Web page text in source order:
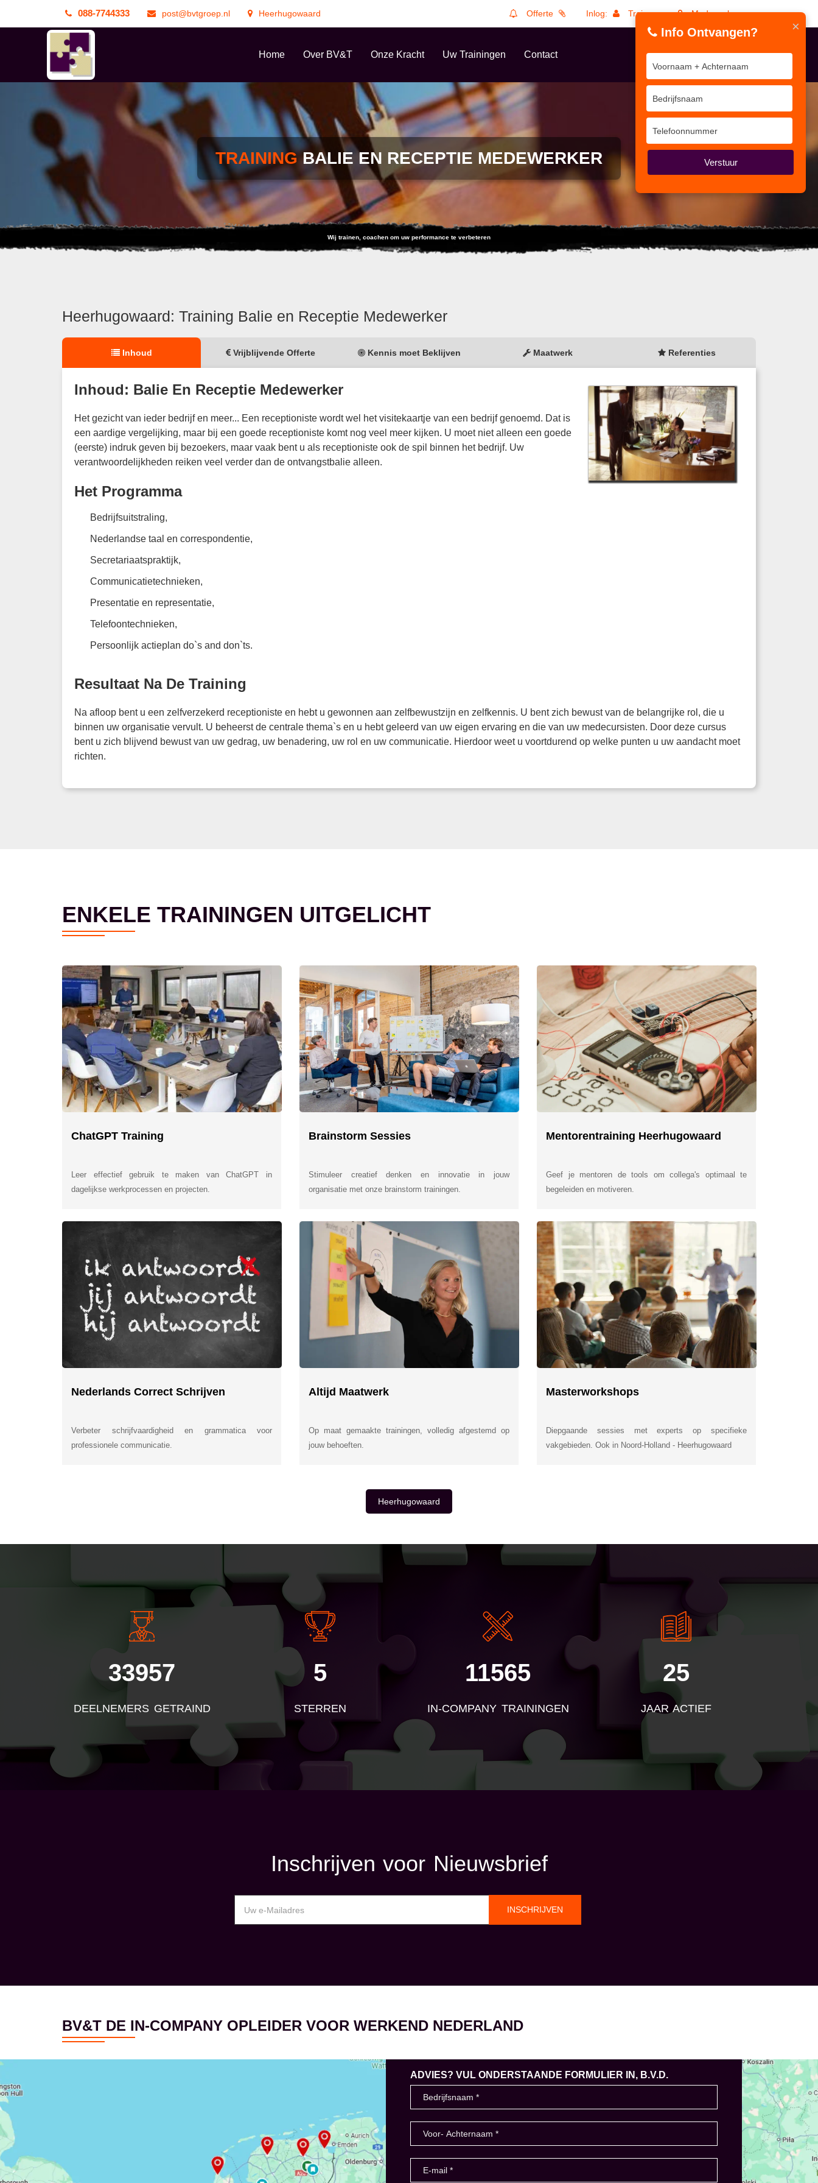
088-7744333 post@bvtgroep.nl Heerhugowaard Offerte Inlog: Trainers Medewerkers
Home Over BV&T Onze Kracht Uw Trainingen Contact
TRAININGBALIE EN RECEPTIE MEDEWERKER
Wij trainen, coachen om uw performance te verbeteren
Heerhugowaard: Training Balie en Receptie Medewerker
Inhoud Vrijblijvende Offerte Kennis moet Beklijven Maatwerk Referenties
Inhoud: Balie En Receptie Medewerker
Het gezicht van ieder bedrijf en meer... Een receptioniste wordt wel het visitekaartje van een bedrijf genoemd. Dat is
een aardige vergelijking, maar bij een goede receptioniste komt nog veel meer kijken. U moet niet alleen een goede
(eerste) indruk geven bij bezoekers, maar vaak bent u als receptioniste ook de spil binnen het bedrijf. Uw
verantwoordelijkheden reiken veel verder dan de ontvangstbalie alleen.
Het Programma
Bedrijfsuitstraling,
Nederlandse taal en correspondentie,
Secretariaatspraktijk,
Communicatietechnieken,
Presentatie en representatie,
Telefoontechnieken,
Persoonlijk actieplan do`s and don`ts.
Resultaat Na De Training
Na afloop bent u een zelfverzekerd receptioniste en hebt u gewonnen aan zelfbewustzijn en zelfkennis. U bent zich bewust van de belangrijke rol, die u
binnen uw organisatie vervult. U beheerst de centrale thema`s en u hebt geleerd van uw eigen ervaring en die van uw medecursisten. Door deze cursus
bent u zich blijvend bewust van uw gedrag, uw benadering, uw rol en uw communicatie. Hierdoor weet u voortdurend op welke punten u uw aandacht moet
richten.
ENKELE TRAININGEN UITGELICHT
ChatGPT Training
Leer effectief gebruik te maken van ChatGPT in
dagelijkse werkprocessen en projecten.
Brainstorm Sessies
Stimuleer creatief denken en innovatie in jouw
organisatie met onze brainstorm trainingen.
Mentorentraining Heerhugowaard
Geef je mentoren de tools om collega's optimaal te
begeleiden en motiveren.
Nederlands Correct Schrijven
Verbeter schrijfvaardigheid en grammatica voor
professionele communicatie.
Altijd Maatwerk
Op maat gemaakte trainingen, volledig afgestemd op
jouw behoeften.
Masterworkshops
Diepgaande sessies met experts op specifieke
vakgebieden. Ook in Noord-Holland - Heerhugowaard
Heerhugowaard
33957
DEELNEMERS GETRAIND
5
STERREN
11565
IN-COMPANY TRAININGEN
25
JAAR ACTIEF
Inschrijven voor Nieuwsbrief
INSCHRIJVEN
BV&T DE IN-COMPANY OPLEIDER VOOR WERKEND NEDERLAND
ADVIES? VUL ONDERSTAANDE FORMULIER IN, B.V.D.
×
Info Ontvangen?
Verstuur